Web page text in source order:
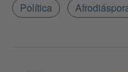
Política